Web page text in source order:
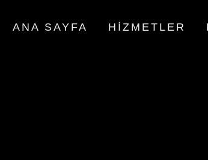
ANA SAYFA HIZMETLER